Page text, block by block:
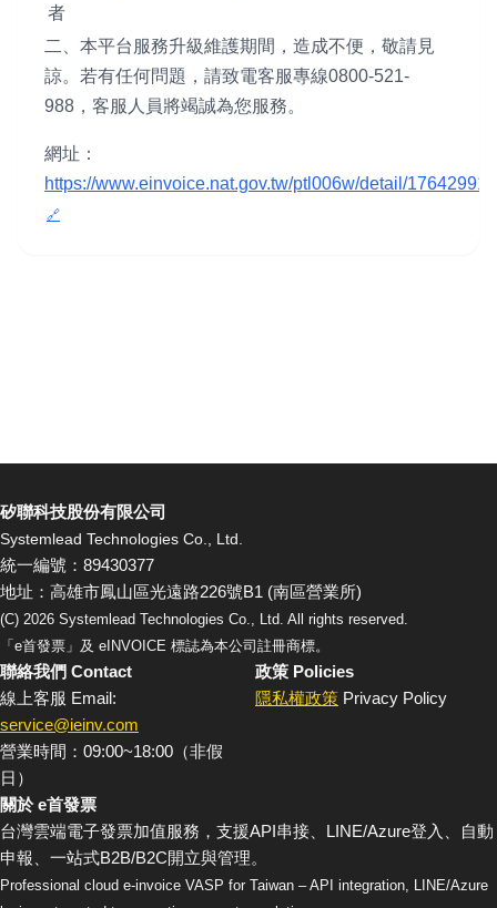
者
二、本平台服務升級維護期間，造成不便，敬請見
諒。若有任何問題，請致電客服專線0800-521-
988，客服人員將竭誠為您服務。
網址：
https://www.einvoice.nat.gov.tw/ptl006w/detail/
矽聯科技股份有限公司
Systemlead Technologies Co., Ltd.
統一編號：89430377
地址：高雄市鳳山區光遠路226號B1 (南區營業所)
(C) 2026 Systemlead Technologies Co., Ltd. All rights reserved.
「e首發票」及 eINVOICE 標誌為本公司註冊商標。
聯絡我們 Contact
線上客服 Email:
service@ieinv.com
營業時間：09:00~18:00（非假
日）
政策 Policies
隱私權政策 Privacy Policy
關於 e首發票
台灣雲端電子發票加值服務，支援API串接、LINE/Azure登入、自動
申報、一站式B2B/B2C開立與管理。
Professional cloud e-invoice VASP for Taiwan – API integration, LINE/Azure